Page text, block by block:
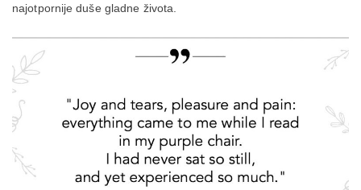
najotpornije duše gladne života.